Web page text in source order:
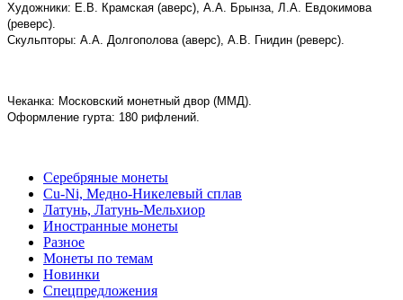
Художники: Е.В. Крамская (аверс), А.А. Брынза, Л.А. Евдокимова
(реверс).
Скульпторы: А.А. Долгополова (аверс), А.В. Гнидин (реверс).
Чеканка: Московский монетный двор (ММД).
Оформление гурта: 180 рифлений.
Серебряные монеты
Cu-Ni, Медно-Никелевый сплав
Латунь, Латунь-Мельхиор
Иностранные монеты
Разное
Монеты по темам
Новинки
Спецпредложения